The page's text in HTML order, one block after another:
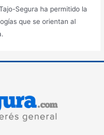
Segura ha permitido la
que se orientan al